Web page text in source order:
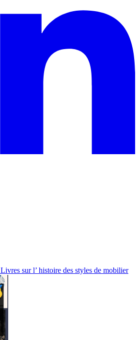
Livres sur l’ histoire des styles de mobilier